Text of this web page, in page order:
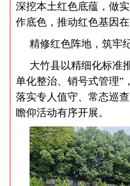
深挖本土红色底蕴，做
作底色，推动红色基因
精修红色阵地，筑牢
大竹县以精细化标准
单化整治、销号式管理”
落实专人值守、常态巡
瞻仰活动有序开展。